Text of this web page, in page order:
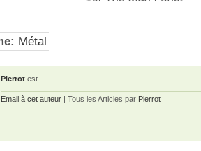
Métal
Pierrot est
Email à cet auteur | Tous les Articles par Pierrot